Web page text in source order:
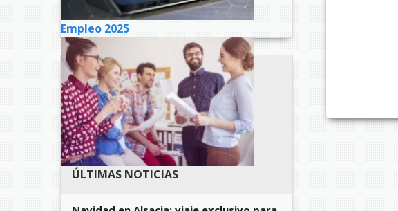
Empleo 2025
ÚLTIMAS NOTICIAS